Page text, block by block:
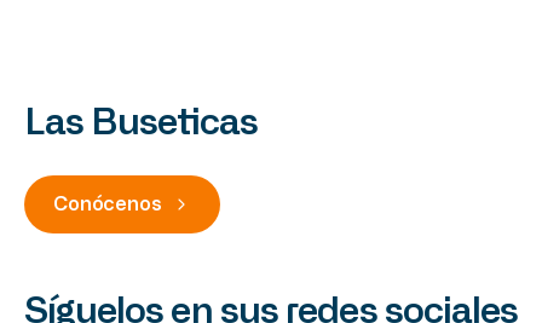
Las Buseticas
Conócenos
Síguelos en sus redes sociales